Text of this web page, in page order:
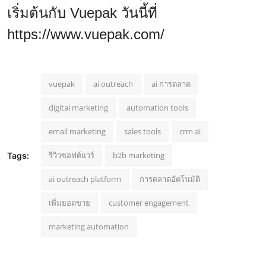
เริ่มต้นกับ Vuepak วันนี้ที่
https://www.vuepak.com/
Tags:
vuepak ai outreach ai การตลาด
digital marketing automation tools
email marketing sales tools crm ai
รีวิวซอฟต์แวร์ b2b marketing
ai outreach platform การตลาดอัตโนมัติ
เพิ่มยอดขาย customer engagement
marketing automation